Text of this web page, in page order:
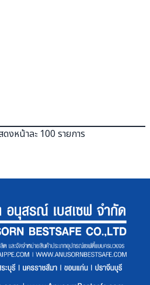
งหน้าละ 100 รายการ